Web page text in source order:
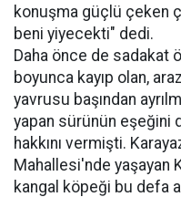
konuşma güçlü çeken
beni yiyecekti" dedi.
Daha önce de sadakat
boyunca kayıp olan,
yavrusu başından
yapan sürünün eşeğini
hakkını vermişti.
Mahallesi'nde yaşayan
kangal köpeği bu defa